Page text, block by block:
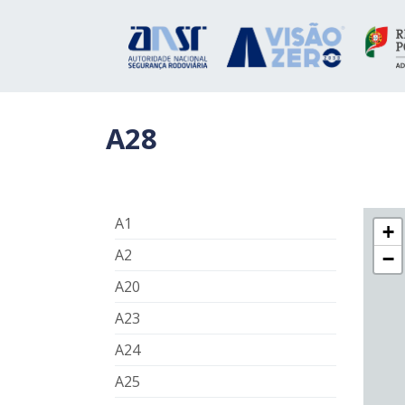
A28
A1
A2
A20
A23
A24
A25
+
−